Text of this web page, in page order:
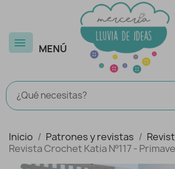
MENÚ
Inicio Patrones y revistas
Revista Crochet Katia Nº117 -